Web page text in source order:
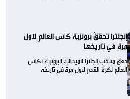
إنجلترا تحقّقُ برونزيّة كأس العالم لأول
مرة في تاريخها
حقق منتخب إنجلترا الميدالية البرونزية لكأس
العالم لكرة القدم لأول مرة في تاريخه